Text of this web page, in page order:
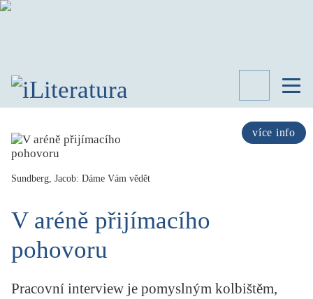
více info
LITERATURY
PŘEHLED
PORTRÉT
Sundberg, Jacob: Dáme Vám vědět
V aréně přijímacího
pohovoru
Pracovní interview je pomyslným kolbištěm,